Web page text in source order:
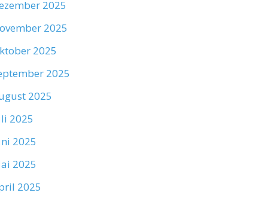
2025
2025
2025
2025
2025
2025
2025
2025
2025